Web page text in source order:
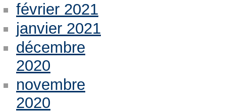
février 2021
janvier 2021
décembre
2020
novembre
2020